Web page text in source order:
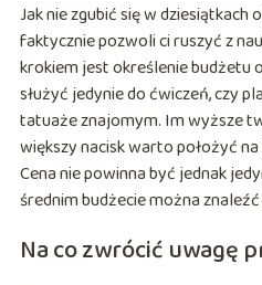
Jak nie zgubić się w dziesiątkach
faktycznie pozwoli ci ruszyć z
krokiem jest określenie budżetu
służyć jedynie do ćwiczeń, czy
tatuaże znajomym. Im wyższe
większy nacisk warto położyć
Cena nie powinna być jednak
średnim budżecie można
Na co zwrócić uwagę